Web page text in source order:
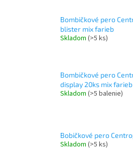
Bombičkové pero
blister mix farieb
Skladom (>5 ks)
Bombičkové pero
display 20ks mix farieb
Skladom (>5 balenie)
Bobičkové pero
Skladom (>5 ks)